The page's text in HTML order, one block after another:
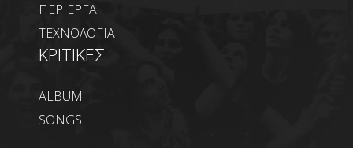
ΠΕΡΙΕΡΓΑ
ΤΕΧΝΟΛΟΓΙΑ
ΚΡΙΤΙΚΕΣ
ALBUM
SONGS